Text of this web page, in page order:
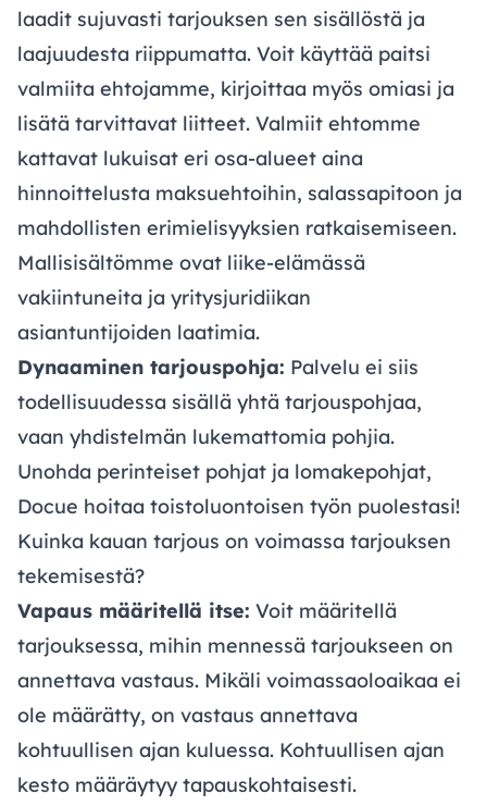
laadit sujuvasti tarjouksen sen sisällöstä ja
laajuudesta riippumatta. Voit käyttää paitsi
valmiita ehtojamme, kirjoittaa myös omiasi ja
lisätä tarvittavat liitteet. Valmiit ehtomme
kattavat lukuisat eri osa-alueet aina
hinnoittelusta maksuehtoihin, salassapitoon ja
mahdollisten erimielisyyksien ratkaisemiseen.
Mallisisältömme ovat liike-elämässä
vakiintuneita ja yritysjuridiikan
asiantuntijoiden laatimia.
Dynaaminen tarjouspohja: Palvelu ei siis
todellisuudessa sisällä yhtä tarjouspohjaa,
vaan yhdistelmän lukemattomia pohjia.
Unohda perinteiset pohjat ja lomakepohjat,
Docue hoitaa toistoluontoisen työn puolestasi!
Kuinka kauan tarjous on voimassa tarjouksen
tekemisestä?
Vapaus määritellä itse: Voit määritellä
tarjouksessa, mihin mennessä tarjoukseen on
annettava vastaus. Mikäli voimassaoloaikaa ei
ole määrätty, on vastaus annettava
kohtuullisen ajan kuluessa. Kohtuullisen ajan
kesto määräytyy tapauskohtaisesti.